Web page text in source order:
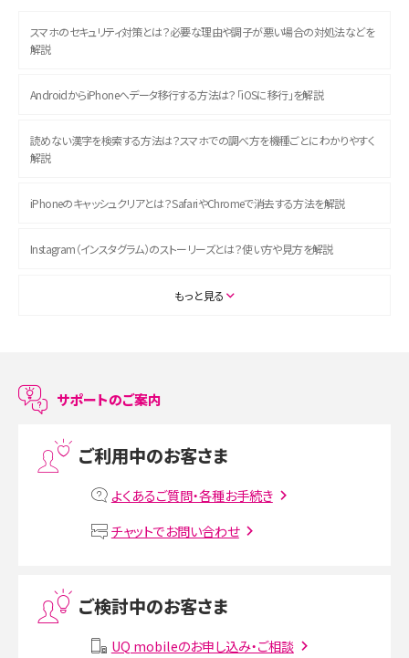
スマホのセキュリティ対策とは？必要な理由や調子が悪い場合の対処法などを
解説
AndroidからiPhoneへデータ移行する方法は？「iOSに移行」を解説
読めない漢字を検索する方法は？スマホでの調べ方を機種ごとにわかりやすく
解説
iPhoneのキャッシュクリアとは？SafariやChromeで消去する方法を解説
Instagram（インスタグラム）のストーリーズとは？使い方や見方を解説
ASMRとは？初心者向けの代表ジャンルや楽しみ方を解説
LINEで友だちを削除する方法は？方法ごとの影響や復活・復元する方法も解説
MNOとは？MVNOやMVNEとの違いやメリット・デメリットを解説
VPN接続とは？仕組みや必要性、メリット・デメリット、接続方法を解説
Instagram（インスタグラム）でスクショするとバレる？バレるケースや撮り方も解
もっと見る
サポートのご案内
ご利用中のお客さま
よくあるご質問・各種お手続き
チャットでお問い合わせ
ご検討中のお客さま
UQ mobileのお申し込み・ご相談